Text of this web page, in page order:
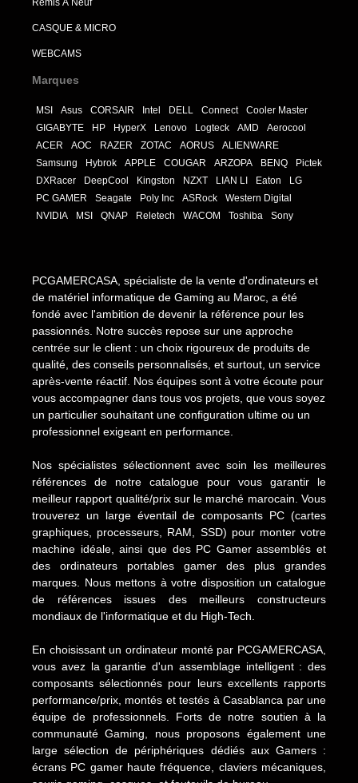
Remis À Neuf
CASQUE & MICRO
WEBCAMS
Marques
MSI Asus CORSAIR Intel DELL Connect
Cooler Master
GIGABYTE
HP HyperX Lenovo Logteck AMD
Aerocool
ACER
AOC RAZER ZOTAC AORUS
ALIENWARE
Samsung
Hybrok APPLE COUGAR ARZOPA BENQ
Pictek
DXRacer
DeepCool Kingston NZXT LIAN LI Eaton
LG
PC GAMER
Seagate Poly Inc ASRock
Western Digital
NVIDIA
MSI QNAP Reletech WACOM Toshiba Sony
PCGAMERCASA, spécialiste de la vente d'ordinateurs et
de matériel informatique de Gaming au Maroc, a été
fondé avec l'ambition de devenir la référence pour les
passionnés. Notre succès repose sur une approche
centrée sur le client : un choix rigoureux de produits de
qualité, des conseils personnalisés, et surtout, un service
après-vente réactif. Nos équipes sont à votre écoute pour
vous accompagner dans tous vos projets, que vous soyez
un particulier souhaitant une configuration ultime ou un
professionnel exigeant en performance.
Nos spécialistes sélectionnent avec soin les meilleures
références de notre catalogue pour vous garantir le
meilleur rapport qualité/prix sur le marché marocain. Vous
trouverez un large éventail de composants PC (cartes
graphiques, processeurs, RAM, SSD) pour monter votre
machine idéale, ainsi que des PC Gamer assemblés et
des ordinateurs portables gamer des plus grandes
marques. Nous mettons à votre disposition un catalogue
de références issues des meilleurs constructeurs
mondiaux de l'informatique et du High-Tech.
En choisissant un ordinateur monté par PCGAMERCASA,
vous avez la garantie d'un assemblage intelligent : des
composants sélectionnés pour leurs excellents rapports
performance/prix, montés et testés à Casablanca par une
équipe de professionnels. Forts de notre soutien à la
communauté Gaming, nous proposons également une
large sélection de périphériques dédiés aux Gamers :
écrans PC gamer haute fréquence, claviers mécaniques,